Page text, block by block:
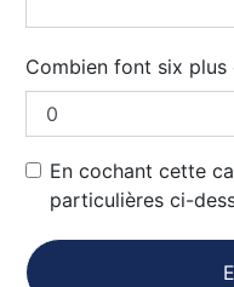
Combien font six plus
En cochant cette
particulières ci-